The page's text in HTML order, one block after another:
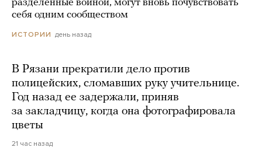
разделенные войной, могут вновь почувствовать
себя одним сообществом
ИСТОРИИ день назад
В Рязани прекратили дело против
полицейских, сломавших руку учительнице.
Год назад ее задержали, приняв
за закладчицу, когда она фотографировала
цветы
21 час назад